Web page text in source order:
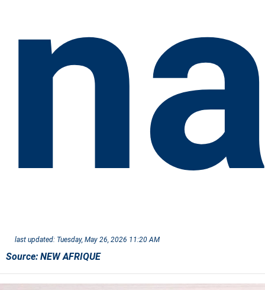
last updated: Tuesday, May 26, 2026 11:20 AM
Source: NEW AFRIQUE